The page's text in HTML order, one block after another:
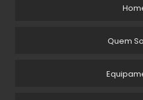
Quem